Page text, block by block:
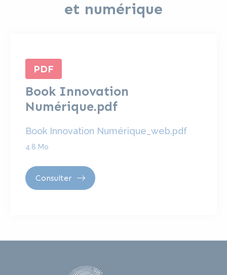
et numérique
PDF
Book Innovation
Numérique.pdf
Book Innovation Numérique_web.pdf
4.8 Mo
Consulter